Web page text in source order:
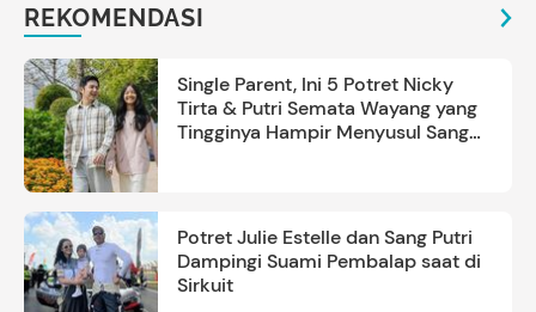
REKOMENDASI
Single Parent, Ini 5 Potret Nicky
Tirta & Putri Semata Wayang yang
Tingginya Hampir Menyusul Sang
Potret Julie Estelle dan Sang Putri
Dampingi Suami Pembalap saat di
Sirkuit